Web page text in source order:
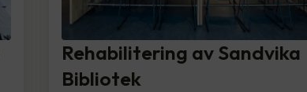
Rehabilitering av Sandvika
Bibliotek